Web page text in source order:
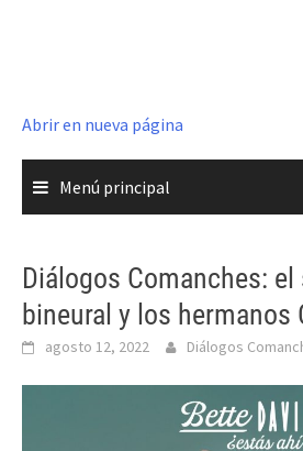
Abrir en nueva página
Menú principal
Diálogos Comanches:
bineural y los hermanos
agosto 12, 2022 Diálogos